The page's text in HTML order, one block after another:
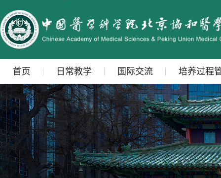
首页 日常教学 国际交流 培养过程